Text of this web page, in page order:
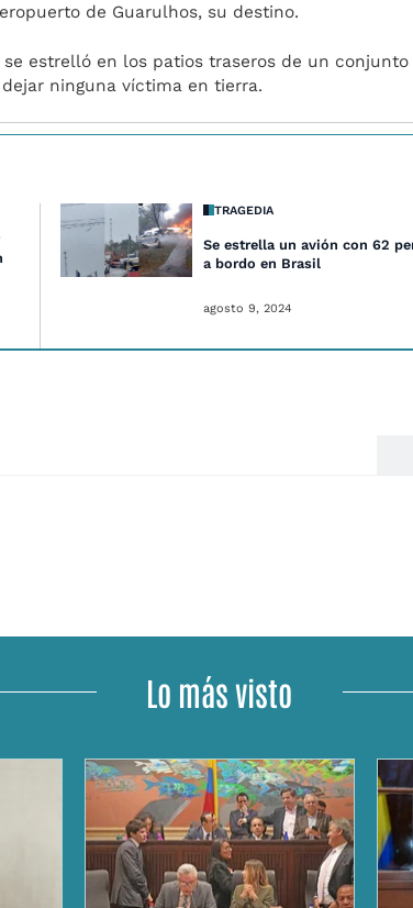
de Guarulhos, su destino.
estrelló en los patios traseros de un conjunto
ninguna víctima en tierra.
TRAGEDIA
Se estrella un avión con 62
a bordo en Brasil
agosto 9, 2024
Lo más visto